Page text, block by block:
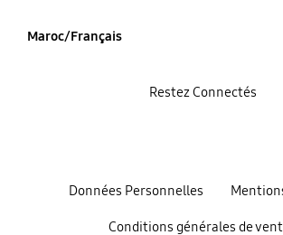
Maroc/Français
Données Personnelles
Conditions générales de
Restez Connectés